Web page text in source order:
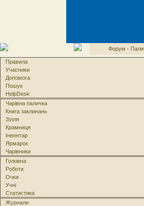
Форум ·
Правила
Учасники
Допомога
Пошук
HelpDesk
Чарівна паличка
Книга заклинань
Зілля
Крамниця
Інвентар
Ярмарок
Чарівники
Головна
Роботи
Очки
Учні
Статистика
Журнали